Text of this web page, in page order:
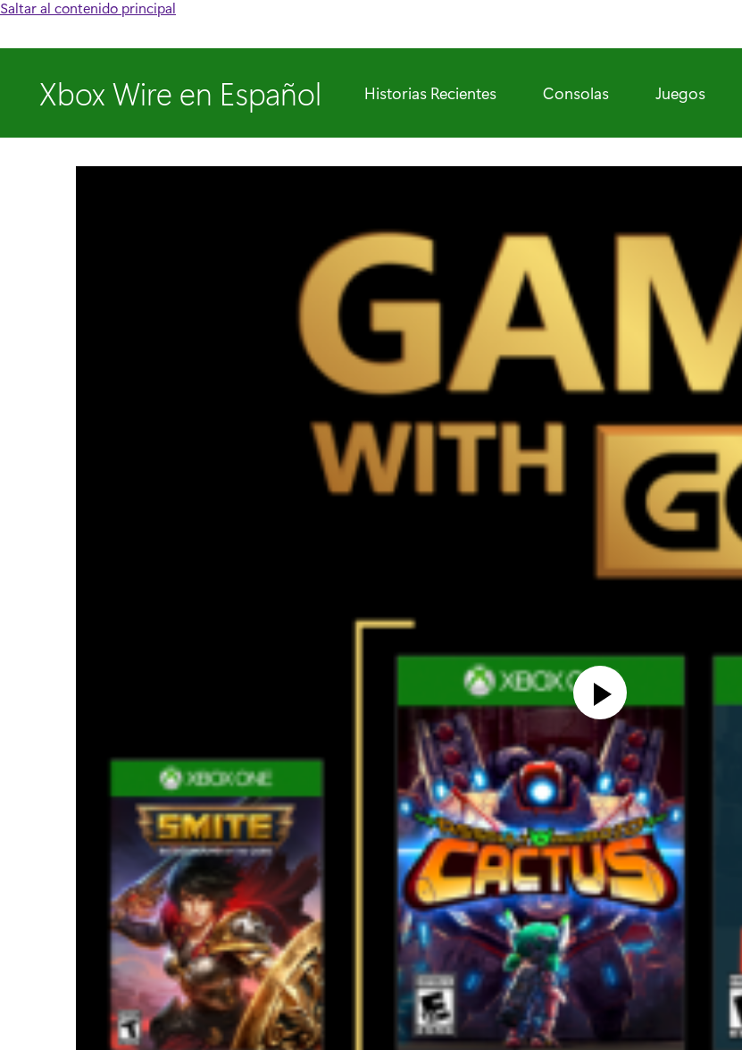
Saltar al contenido principal
Xbox Wire en Español Historias Recientes Consolas Juegos